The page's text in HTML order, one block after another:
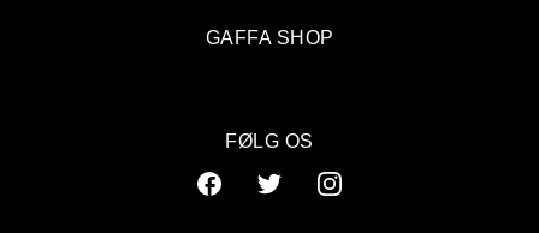
GAFFA SHOP
FØLG OS